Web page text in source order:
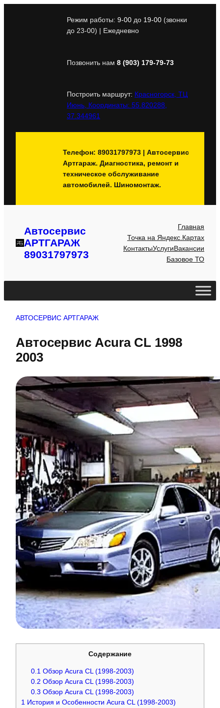
Режим работы: 9-00 до 19-00 (звонки
до 23-00) | Ежедневно
Позвонить нам 8 (903) 179-79-73
Построить маршрут: Красногорск, ТЦ
Июнь, Координаты: 55.820288,
37.344961
Телефон: 89031797973 | Автосервис
Артгараж. Диагностика, ремонт и
техническое обслуживание
автомобилей. Шиномонтаж.
Автосервис
АРТГАРАЖ
89031797973
Главная
Точка на Яндекс.Картах
КонтактыУслугиВакансии
Базовое ТО
АВТОСЕРВИС АРТГАРАЖ
Автосервис Acura CL 1998
2003
Содержание
0.1 Обзор Acura CL (1998-2003)
0.2 Обзор Acura CL (1998-2003)
0.3 Обзор Acura CL (1998-2003)
1 История и Особенности Acura CL (1998-2003)